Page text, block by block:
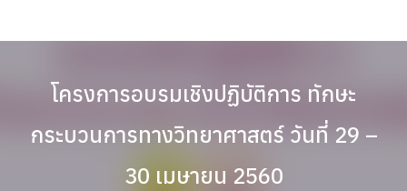
to
โครงการอบรมเชิงปฏิบัติการ ทักษะ
กระบวนการทางวิทยาศาสตร์ วันที่ 29 –
30 เมษายน 2560